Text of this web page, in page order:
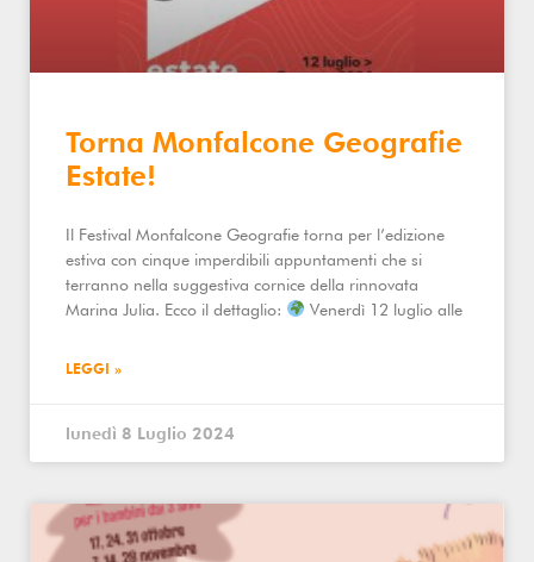
Torna Monfalcone Geografie
Estate!
Il Festival Monfalcone Geografie torna per l’edizione
estiva con cinque imperdibili appuntamenti che si
terranno nella suggestiva cornice della rinnovata
Marina Julia. Ecco il dettaglio:
Venerdì 12 luglio alle
LEGGI »
lunedì 8 Luglio 2024